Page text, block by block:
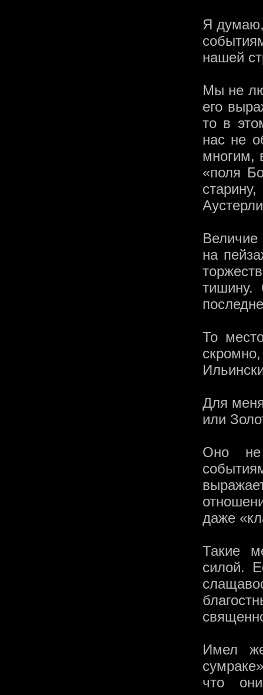
Я думаю,
нашей
Мы не
его
то в
нас не
многим,
«поля
Величие
на
тишину.
То
Для
или
Оно не
даже
Такие
силой.
Имел
что